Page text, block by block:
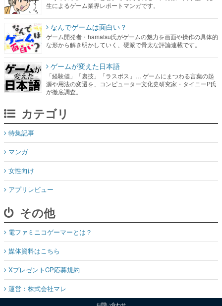
生によるゲーム業界レポートマンガです。
なんでゲームは面白い？
ゲーム開発者・hamatsu氏がゲームの魅力を画面や操作の具体的
な形から解き明かしていく、硬派で骨太な評論連載です。
ゲームが変えた日本語
「経験値」「裏技」「ラスボス」… ゲームにまつわる言葉の起
源や用法の変遷を、コンピューター文化史研究家・タイニーP氏
が徹底調査。
カテゴリ
特集記事
マンガ
女性向け
アプリレビュー
その他
電ファミニコゲーマーとは？
媒体資料はこちら
XプレゼントCP応募規約
運営：株式会社マレ